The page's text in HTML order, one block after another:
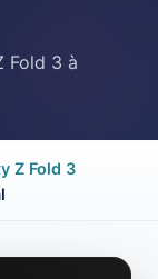
Fold 3 à
Z Fold 3